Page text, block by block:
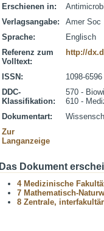
Erschienen in:
Verlagsangabe:
Amer Soc
Sprache:
Englisch
Referenz zum
Volltext:
http://
ISSN:
1098-6596
DDC-
Klassifikation:
570 -
610 -
Dokumentart:
Zur
Langanzeige
Das Dokument
4 Medizinische
7 Mathematisch-
8 Zentrale,